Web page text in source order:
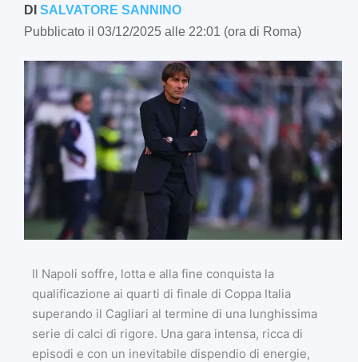
DI SALVATORE SANNINO
Pubblicato il 03/12/2025 alle 22:01 (ora di Roma)
Il Napoli soffre, lotta e alla fine conquista la
qualificazione ai quarti di finale di Coppa Italia
superando il Cagliari al termine di una lunghissima
serie di calci di rigore. Una gara intensa, ricca di
episodi e con un inevitabile dispendio di energie,